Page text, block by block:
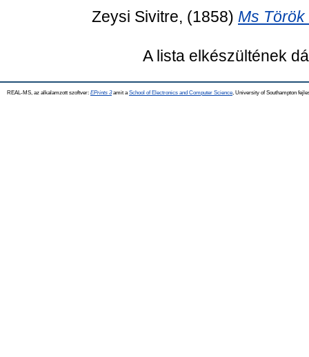
Zeysi Sivitre, (1858) Ms
A lista elkészültének
REAL-MS, az alkalamzott szoftver: EPrints 3amit a School of Electronics and Computer Science , University of Southampton